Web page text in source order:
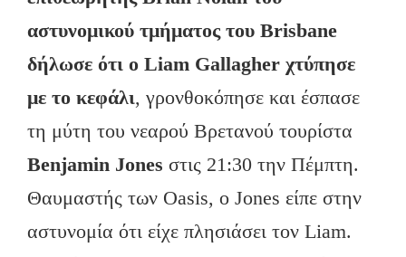
αστυνομικού τμήματος του Brisbane
δήλωσε ότι ο Liam Gallagher χτύπησε
με το κεφάλι, γρονθοκόπησε και έσπασε
τη μύτη του νεαρού Βρετανού τουρίστα
Benjamin Jones στις 21:30 την Πέμπτη.
Θαυμαστής των Oasis, ο Jones είπε στην
αστυνομία ότι είχε πλησιάσει τον Liam.